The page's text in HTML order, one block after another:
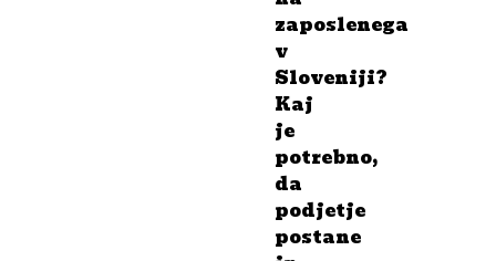
zaposlenega
v
Sloveniji?
Kaj
je
potrebno,
da
podjetje
postane